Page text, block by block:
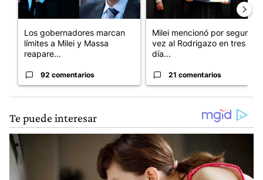
Los gobernadores marcan
límites a Milei y Massa
reapare...
92 comentarios
Milei mencionó por segunda
vez al Rodrigazo en tres
día...
21 comentarios